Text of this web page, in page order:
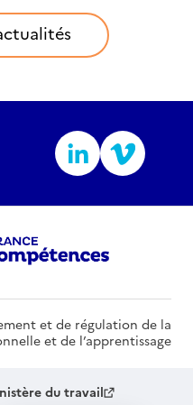
et de régulation de la
et de l’apprentissage
du travail